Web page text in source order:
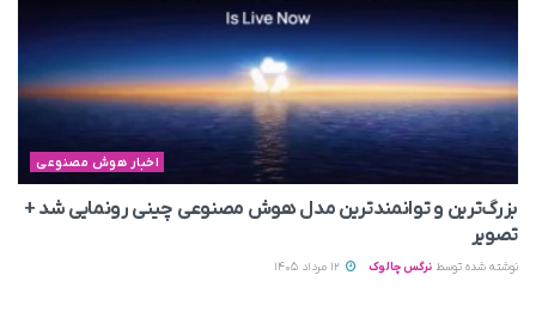
اخبار هوش مصنوعی
بزرگ‌ترین و توانمندترین مدل هوش مصنوعی چینی رونمایی شد +
تصویر
نوشته شده توسط نرگس چالوک